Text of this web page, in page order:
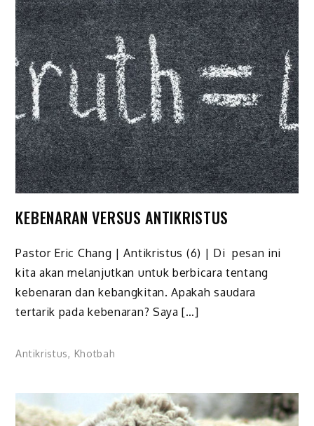
KEBENARAN VERSUS ANTIKRISTUS
Pastor Eric Chang | Antikristus (6) | Di pesan ini
kita akan melanjutkan untuk berbicara tentang
kebenaran dan kebangkitan. Apakah saudara
tertarik pada kebenaran? Saya […]
Antikristus, Khotbah